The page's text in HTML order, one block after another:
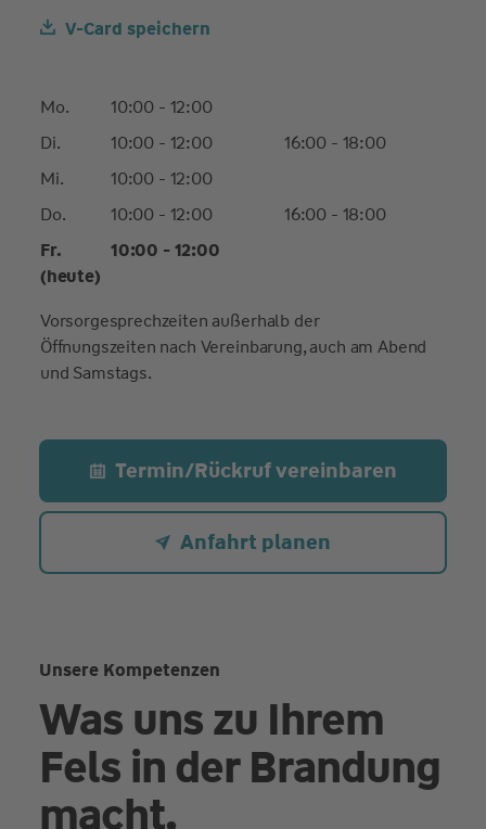
V-Card speichern
Mo.
10:00 - 12:00
Di.
10:00 - 12:00
16:00 - 18:00
Mi.
10:00 - 12:00
Do.
10:00 - 12:00
16:00 - 18:00
Fr.
(heute)
10:00 - 12:00
Vorsorgesprechzeiten außerhalb der
Öffnungszeiten nach Vereinbarung, auch am Abend
und Samstags.
Termin/Rückruf vereinbaren
Anfahrt planen
Unsere Kompetenzen
Was uns zu Ihrem
Fels in der Brandung
macht.